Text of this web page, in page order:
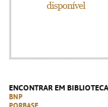
ENCONTRAR EM
BNP